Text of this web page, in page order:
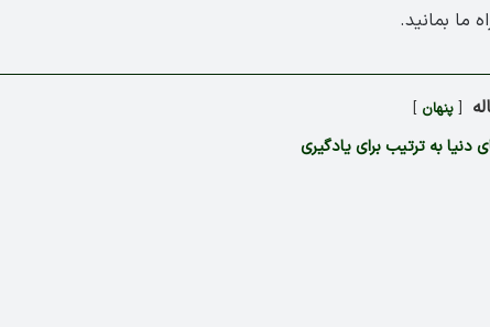
ما بمانید.
پنهان
به ترتیب برای یادگیری